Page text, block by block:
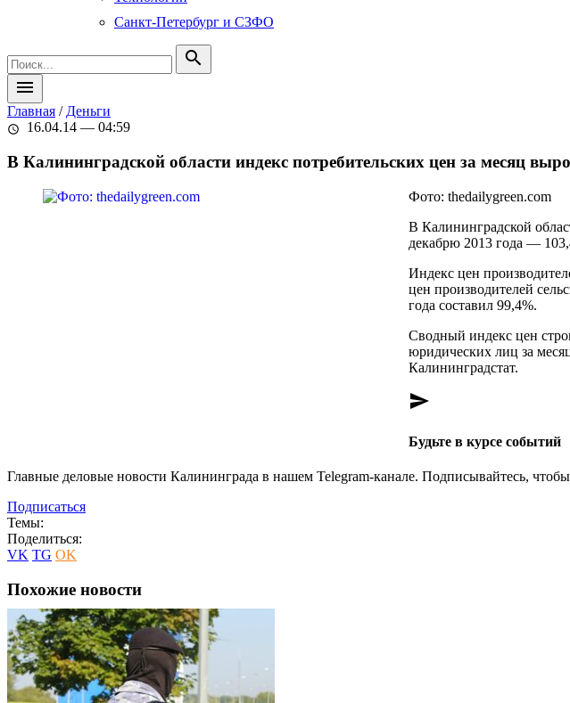
Санкт-Петербург и СЗФО
search
menu
Главная / Деньги
schedule 16.04.14 — 04:59
В Калининградской области индекс потребительских цен за месяц
Фото: thedailygreen.com
В Калининградской
декабрю 2013 года —
Индекс цен
цен производителей
года составил 99,4%.
Сводный индекс цен
юридических лиц за
Калининградстат.
send
Будьте в курсе событий
Главные деловые новости Калининграда в нашем Telegram-канале. Подписывайтесь,
Подписаться
Темы:
Поделиться:
VK TG OK
Похожие новости